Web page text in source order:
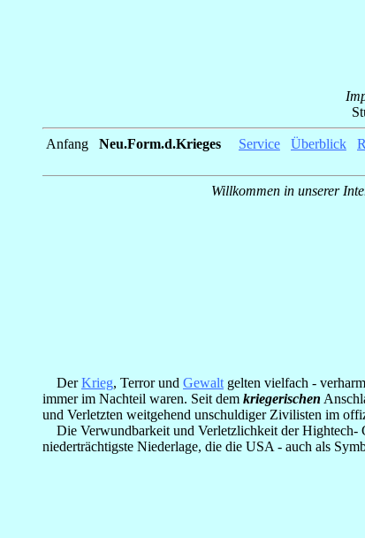
Anfang Neu.Form.d.Krieges Service Überblick
Willkommen in unserer
DerKrieg, Terror und Gewalt gelten vielfach -
immer im Nachteil waren. Seit dem kriegerischen
und Verletzten weitgehend unschuldiger Zivilisten im
Die Verwundbarkeit und Verletzlichkeit der Hightech-
niederträchtigste Niederlage, die die USA - auch als